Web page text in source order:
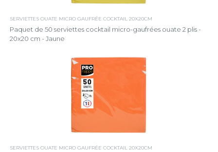
SERVIETTES OUATE MICRO GAUFRÉE COCKTAIL 20X20CM
Paquet de 50 serviettes cocktail micro-gaufrées ouate 2 plis -
20x20 cm - Jaune
SERVIETTES OUATE MICRO GAUFRÉE COCKTAIL 20X20CM